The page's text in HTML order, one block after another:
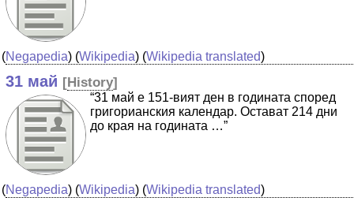
(Negapedia) (Wikipedia) (Wikipedia translated)
31 май [History]
“31 май е 151-вият ден в годината според
григорианския календар. Остават 214 дни
до края на годината …”
(Negapedia) (Wikipedia) (Wikipedia translated)